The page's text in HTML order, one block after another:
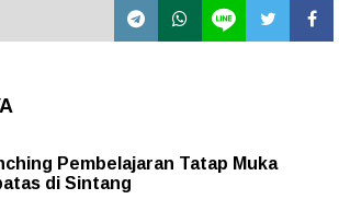
Pembelajaran Tatap Muka
di Sintang